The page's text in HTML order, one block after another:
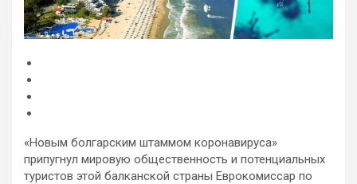
«Новым болгарским штаммом коронавируса»
припугнул мировую общественность и потенциальных
туристов этой балканской страны Еврокомиссар по